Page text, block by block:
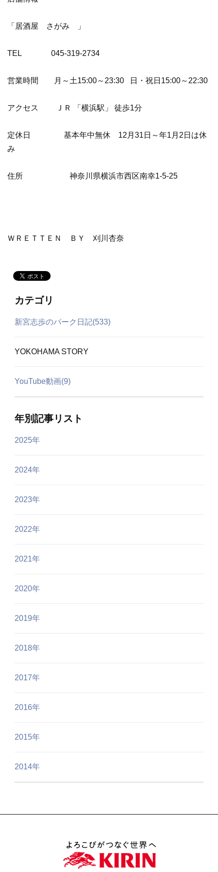
「居酒屋 さがみ 」
TEL 045-319-2734
営業時間 月～土15:00～23:30 日・祝日15:00～22:30
アクセス ＪＲ 「横浜駅」 徒歩1分
定休日 基本年中無休 12月31日～年1月2日は休
み
住所 神奈川県横浜市西区南幸1-5-25
ＷＲＥＴＴＥＮ ＢＹ 刈川杏奈
カテゴリ
新宮志歩のパーク日記(533)
YOKOHAMA STORY
YouTube動画(9)
年別記事リスト
2025年
2024年
2023年
2022年
2021年
2020年
2019年
2018年
2017年
2016年
2015年
2014年